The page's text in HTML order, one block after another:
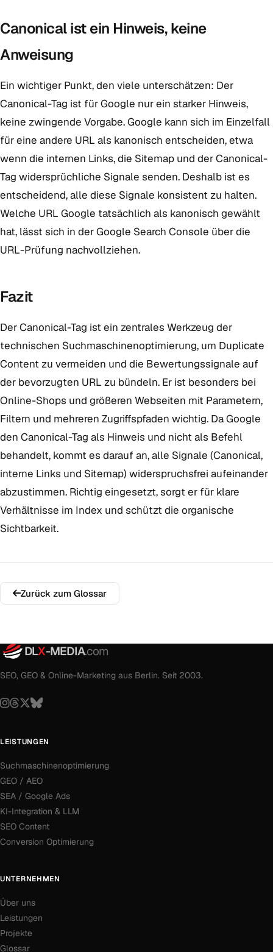
Canonical ist ein Hinweis, keine
Anweisung
Ein wichtiger Punkt, den viele unterschätzen: Der
Canonical-Tag ist für Google nur ein starker Hinweis,
keine zwingende Vorgabe. Google kann sich im Einzelfall
für eine andere URL als kanonisch entscheiden, etwa
wenn die internen Links, die Sitemap und der Canonical-
Tag widersprüchliche Signale senden. Deshalb ist es
entscheidend, alle diese Signale konsistent zu halten.
Welche URL Google tatsächlich als kanonisch gewählt
hat, lässt sich in der Google Search Console über die
URL-Prüfung nachvollziehen.
Fazit
Der Canonical-Tag ist ein zentrales Werkzeug der
technischen Suchmaschinenoptimierung, um Duplicate
Content zu vermeiden und die Bewertungssignale auf
der bevorzugten URL zu bündeln. Er ist besonders bei
Online-Shops und größeren Webseiten mit Parametern,
Filtern und mehreren Zugriffspfaden wichtig. Da Google
den Canonical-Tag als Hinweis und nicht als Befehl
behandelt, kommt es darauf an, alle Signale (Canonical,
interne Links und Sitemap) widerspruchsfrei aufeinander
abzustimmen. Richtig eingesetzt, sorgt er für klare
Verhältnisse im Index und schützt die organische
Sichtbarkeit.
Zurück zum Glossar
DLX-MEDIA.com
SEO, GEO & Online-Marketing aus Berlin. Seit 2003.
LEISTUNGEN
Suchmaschinenoptimierung
GEO / AEO
SEA / Google Ads
KI-Integration & LLM
SEO Content
Conversion Optimierung
UNTERNEHMEN
Über uns
Leistungen
Projekte
Glossar